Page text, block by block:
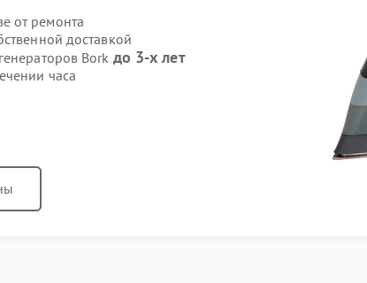
от ремонта
доставкой
Bork до 3-х лет
часа